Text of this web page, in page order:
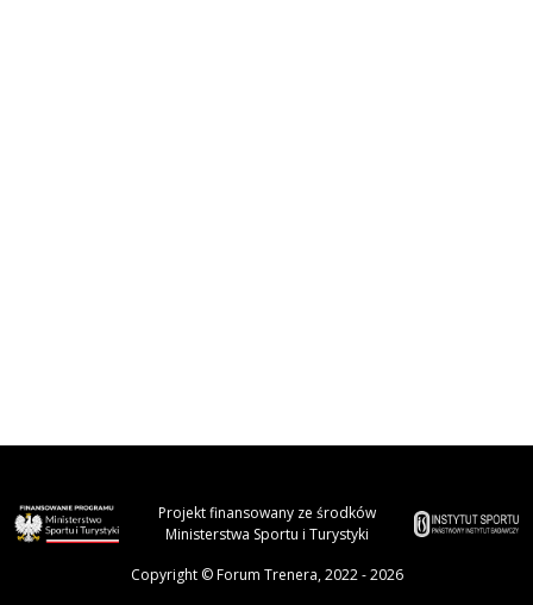
Projekt finansowany ze środków
Ministerstwa Sportu i Turystyki
Copyright © Forum Trenera, 2022 - 2026